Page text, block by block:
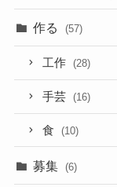
作る (57)
工作 (28)
手芸 (16)
食 (10)
募集 (6)